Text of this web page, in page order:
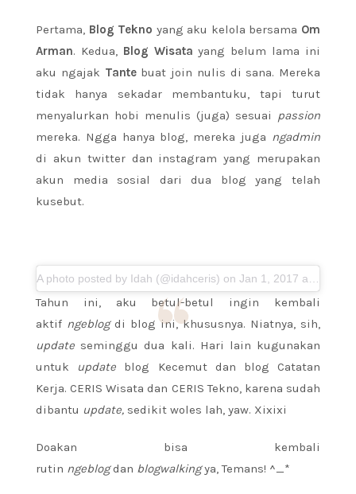
Pertama, Blog Tekno yang aku kelola bersama Om
Arman. Kedua, Blog Wisata yang belum lama ini
aku ngajak Tantebuat join nulis di sana. Mereka
tidak hanya sekadar membantuku, tapi turut
menyalurkan hobi menulis (juga) sesuai
passion
mereka. Ngga hanya blog, mereka juga ngadmin
di akun twitter dan instagram yang merupakan
akun media sosial dari dua blog yang telah
kusebut.
A photo posted by Idah (@idahceris) on Jan 1, 2017 at 4:21am PST
Tahun ini, aku betul-betul ingin kembali
aktif ngeblog di blog ini, khususnya. Niatnya, sih,
update seminggu dua kali. Hari lain kugunakan
untuk
update blog Kecemut dan blog Catatan
Kerja. CERIS Wisata dan CERIS Tekno, karena sudah
dibantu update, sedikit woles lah, yaw. Xixixi
Doakan bisa kembali
rutin ngeblogdan blogwalkingya, Temans! ^_*